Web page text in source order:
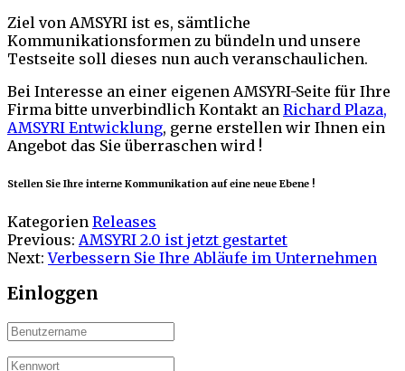
Ziel von AMSYRI ist es, sämtliche
Kommunikationsformen zu bündeln und unsere
Testseite soll dieses nun auch veranschaulichen.
Bei Interesse an einer eigenen AMSYRI-Seite für Ihre
Firma bitte unverbindlich Kontakt an Richard Plaza,
AMSYRI Entwicklung, gerne erstellen wir Ihnen ein
Angebot das Sie überraschen wird !
Stellen Sie Ihre interne Kommunikation auf eine neue Ebene !
Kategorien Releases
Previous: AMSYRI 2.0 ist jetzt gestartet
Next: Verbessern Sie Ihre Abläufe im Unternehmen
Einloggen